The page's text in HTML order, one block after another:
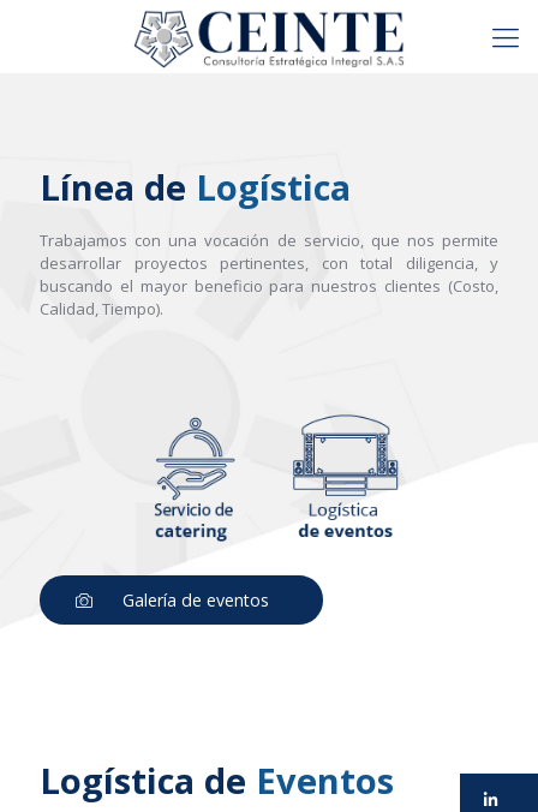
Línea de Logística
Trabajamos con una vocación de servicio, que nos permite
desarrollar proyectos pertinentes, con total diligencia, y
buscando el mayor beneficio para nuestros clientes (Costo,
Calidad, Tiempo).
Galería de eventos
Logística de Eventos